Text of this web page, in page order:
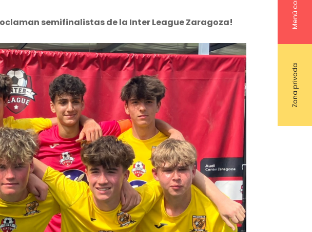
Zona privada
semifinalistas de la Inter League Zaragoza!